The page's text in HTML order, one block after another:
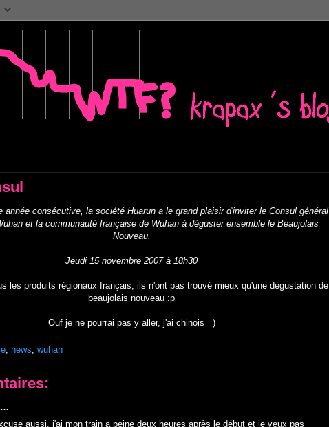
année consécutive, la société Huarun a le grand plaisir d'inviter le Consul général
et la communauté française de Wuhan à déguster ensemble le Beaujolais
Nouveau.
Jeudi 15 novembre 2007 à 18h30
les produits régionaux français, ils n'ont pas trouvé mieux qu'une dégustation de
beaujolais nouveau :p
Ouf je ne pourrai pas y aller, j'ai chinois =)
news wuhan
aussi, j'ai mon train a peine deux heures après le début et je veux pas